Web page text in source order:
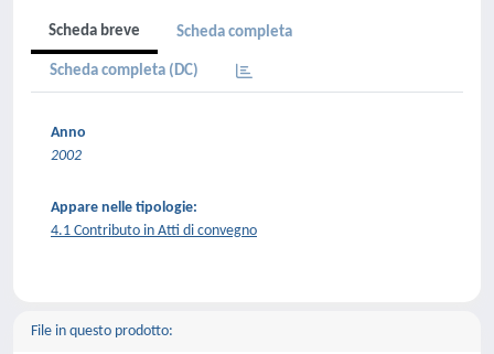
Scheda breve Scheda completa
Scheda completa (DC)
Anno
2002
Appare nelle tipologie:
4.1 Contributo in Atti di convegno
File in questo prodotto: